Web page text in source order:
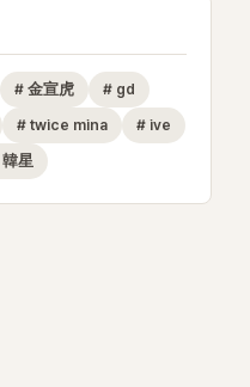
# 金宣虎 # gd
# twice mina # ive
韓星